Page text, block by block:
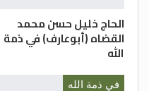
الحاج خليل حسن محمد
القضاه (أبوعارف) في ذمة
الله
في ذمة الله